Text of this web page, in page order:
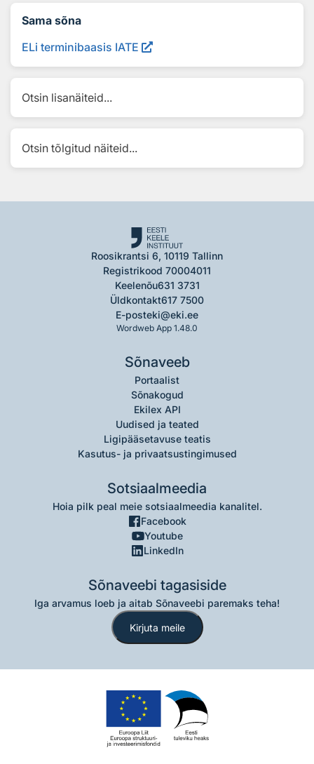
Sama sõna
ELi terminibaasis IATE
Otsin lisanäiteid...
Otsin tõlgitud näiteid...
Roosikrantsi 6, 10119 Tallinn
Registrikood 70004011
Keelenõu631 3731
Üldkontakt617 7500
E-posteki@eki.ee
Wordweb App 1.48.0
Sõnaveeb
Portaalist
Sõnakogud
Ekilex API
Uudised ja teated
Ligipääsetavuse teatis
Kasutus- ja privaatsustingimused
Sotsiaalmeedia
Hoia pilk peal meie sotsiaalmeedia kanalitel.
Facebook
Youtube
LinkedIn
Sõnaveebi tagasiside
Iga arvamus loeb ja aitab Sõnaveebi paremaks teha!
Kirjuta meile